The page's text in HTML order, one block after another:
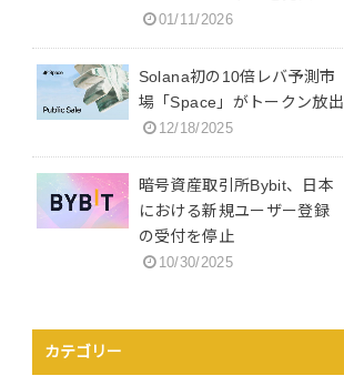
01/11/2026
Solana初の10倍レバ予測市
場「Space」がトークン放出
12/18/2025
暗号資産取引所Bybit、日本
における新規ユーザー登録
の受付を停止
10/30/2025
カテゴリー